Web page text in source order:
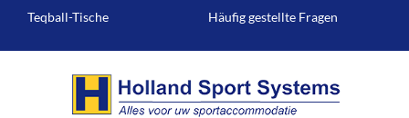
Teqball-Tische Häufig gestellte Fragen